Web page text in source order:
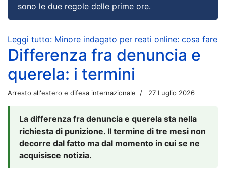
sono le due regole delle prime ore.
Leggi tutto: Minore indagato per reati online: cosa fare
Differenza fra denuncia e
querela: i termini
Arresto all'estero e difesa internazionale 27 Luglio 2026
La differenza fra denuncia e querela sta nella
richiesta di punizione. Il termine di tre mesi non
decorre dal fatto ma dal momento in cui se ne
acquisisce notizia.